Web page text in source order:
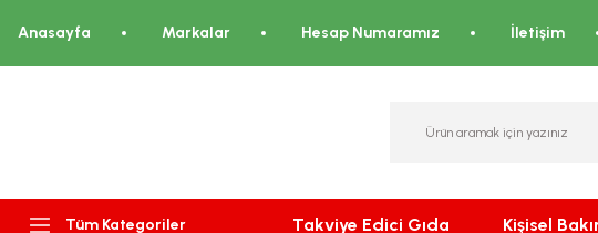
Anasayfa Markalar Hesap Numaramız İletişim
Tüm Kategoriler Takviye Edici Gıda Kişisel